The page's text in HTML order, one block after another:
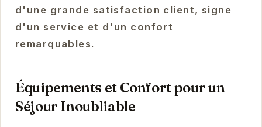
d'une grande satisfaction client, signe
d'un service et d'un confort
remarquables.
Équipements et Confort pour un
Séjour Inoubliable